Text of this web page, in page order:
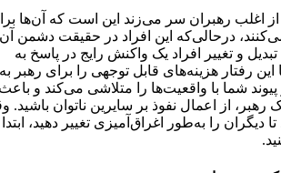
از اغلب رهبران سر می‌زند این است که آن‌ها
درحالی‌که این افراد در حقیقت دشمن
و تغییر افراد یک واکنش رایج در پاسخ به
رفتار هزینه‌های قابل توجهی را برای رهبر به
پیوند شما با واقعیت‌ها را متلاشی می‌کند و
از اعمال نفوذ بر سایرین ناتوان باشید.
دیگران را به‌طور اغراق‌آمیزی تغییر دهید، ابتدا